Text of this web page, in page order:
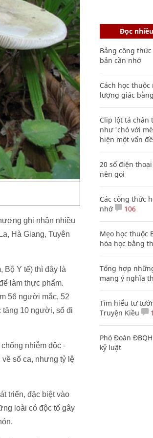
ghi nhận nhiều
Hà Giang, Tuyên
Bộ Y tế) thì đây là
làm thực phẩm.
56 người mắc, 52
tăng 10 người, số đi
nhiễm độc -
số ca, nhưng tỷ lệ
triển, đặc biệt vào
loài có độc tố gây
Đọc nhiều
Bảng công
bản cần nhớ
Cách học
lượng giác
Clip lột tả chân
như 'chó với
hiện một vấn
20 số điện
nên gọi
Các công thức
nhớ
106
Mẹo học thuộc
hóa học bằng
Tổng hợp
mang ý nghĩa
Tìm hiểu tư
Truyện Kiều
1
Phó Đoàn
kỷ luật